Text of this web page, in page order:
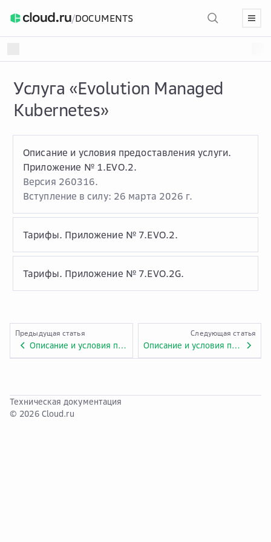
/DOCUMENTS
Услуга «Evolution Managed
Kubernetes»
Описание и условия предоставления услуги.
Приложение № 1.EVO.2.
Версия 260316.
Вступление в силу: 26 марта 2026 г.
Тарифы. Приложение № 7.EVO.2.
Тарифы. Приложение № 7.EVO.2G.
Предыдущая статья
Описание и условия предоставления услуги «Evolution Compute». Приложение № 1.EVO.1.
Следующая статья
Описание и условия предоставления услуги «Evolution Managed Kubernetes». Приложение № 1.EVO.2.
Техническая документация
© 2026 Cloud.ru